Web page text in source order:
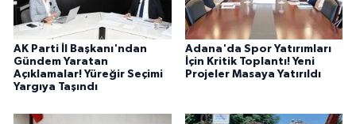
AK Parti İl Başkanı'ndan
Gündem Yaratan
Açıklamalar! Yüreğir Seçimi
Yargıya Taşındı
Adana'da Spor Yatırımları
İçin Kritik Toplantı! Yeni
Projeler Masaya Yatırıldı